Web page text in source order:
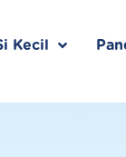
Kecil